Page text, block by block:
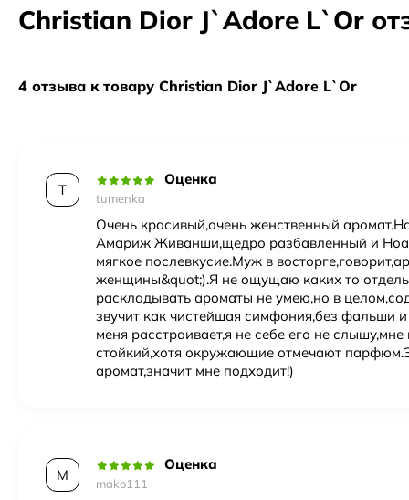
Отливант— небольшой объём из оригинального
Время суток Вечер
Christian Dior J`Adore L`Or
4 отзыва к товару Christian Dior J`Adore L`Or
T
Оценка
tumenka
Очень красивый,очень женственный
Амариж Живанши,щедро разбавленный и Ноа
мягкое послевкусие.Муж в
женщины&quot;).Я не ощущаю каких то
раскладывать ароматы не умею,но в
звучит как чистейшая симфония,без фальши
меня расстраивает,я не себе его не слышу,мне
стойкий,хотя окружающие отмечают
аромат,значит мне подходит!)
M
Оценка
mako111